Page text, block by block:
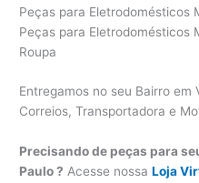
Peças para Eletrodomésticos
Peças para Eletrodomésticos
Roupa
Entregamos no seu Bairro em
Correios, Transportadora e
Precisando de peças para
Paulo ? Acesse nossaLoja